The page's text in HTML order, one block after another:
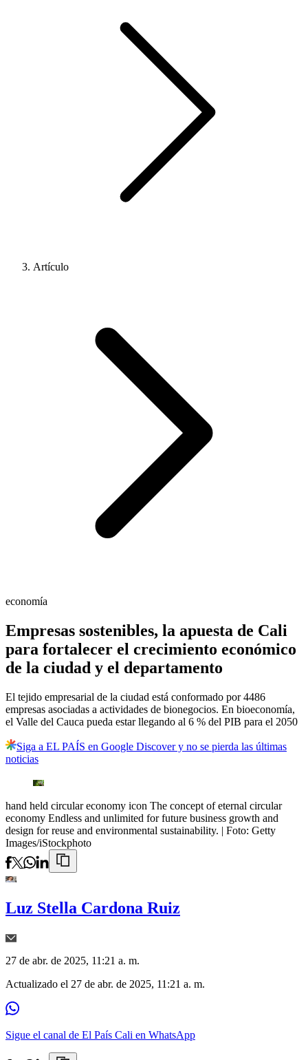
Artículo
economía
Empresas sostenibles, la apuesta de Cali
para fortalecer el crecimiento económico
de la ciudad y el departamento
El tejido empresarial de la ciudad está conformado por 4486
empresas asociadas a actividades de bionegocios. En bioeconomía,
el Valle del Cauca pueda estar llegando al 6 % del PIB para el 2050
Siga a EL PAÍS en Google Discover y no se pierda las últimas
noticias
hand held circular economy icon The concept of eternal circular
economy Endless and unlimited for future business growth and
design for reuse and environmental sustainability. | Foto: Getty
Images/iStockphoto
Luz Stella Cardona Ruiz
27 de abr. de 2025, 11:21 a. m.
Actualizado el 27 de abr. de 2025, 11:21 a. m.
Sigue el canal de El País Cali en WhatsApp